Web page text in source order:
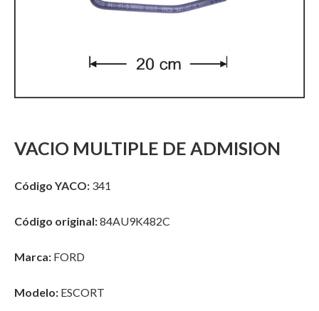
VACIO MULTIPLE DE ADMISION
Código YACO: 341
Código original:84AU9K482C
Marca: FORD
Modelo: ESCORT